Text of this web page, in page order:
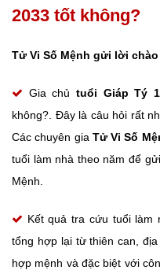
2033 tốt không?
Tử Vi Số Mệnh gửi lời
Gia chủ tuổi Giáp Tý
không?. Đây là câu hỏi rất
Các chuyên gia Tử Vi Số
tuổi làm nhà theo năm để
Mệnh.
Kết quả tra cứu tuổi làm
tổng hợp lại từ thiên can,
hợp mệnh và đặc biệt với